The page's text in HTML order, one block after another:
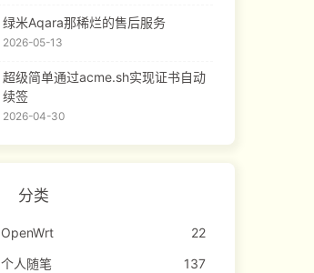
绿米Aqara那稀烂的售后服务
2026-05-13
超级简单通过acme.sh实现证书自动
续签
2026-04-30
分类
OpenWrt
22
个人随笔
137